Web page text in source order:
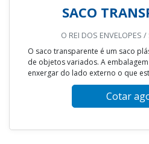
SACO
O REI DOS ENVELOPES
O saco transparente é um saco
de objetos variados. A
enxergar do lado externo o que
Cotar